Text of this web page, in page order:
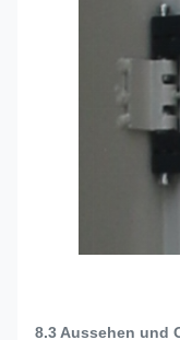
8.3 Aussehen und